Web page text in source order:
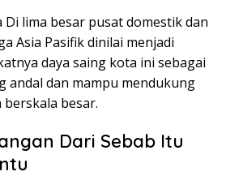
Di lima besar pusat domestik dan
Asia Pasifik dinilai menjadi
daya saing kota ini sebagai
andal dan mampu mendukung
besar.
Dari Sebab Itu